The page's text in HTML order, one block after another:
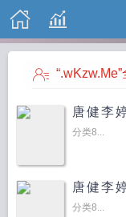
唐健李
分类8...
唐健李
分类8...